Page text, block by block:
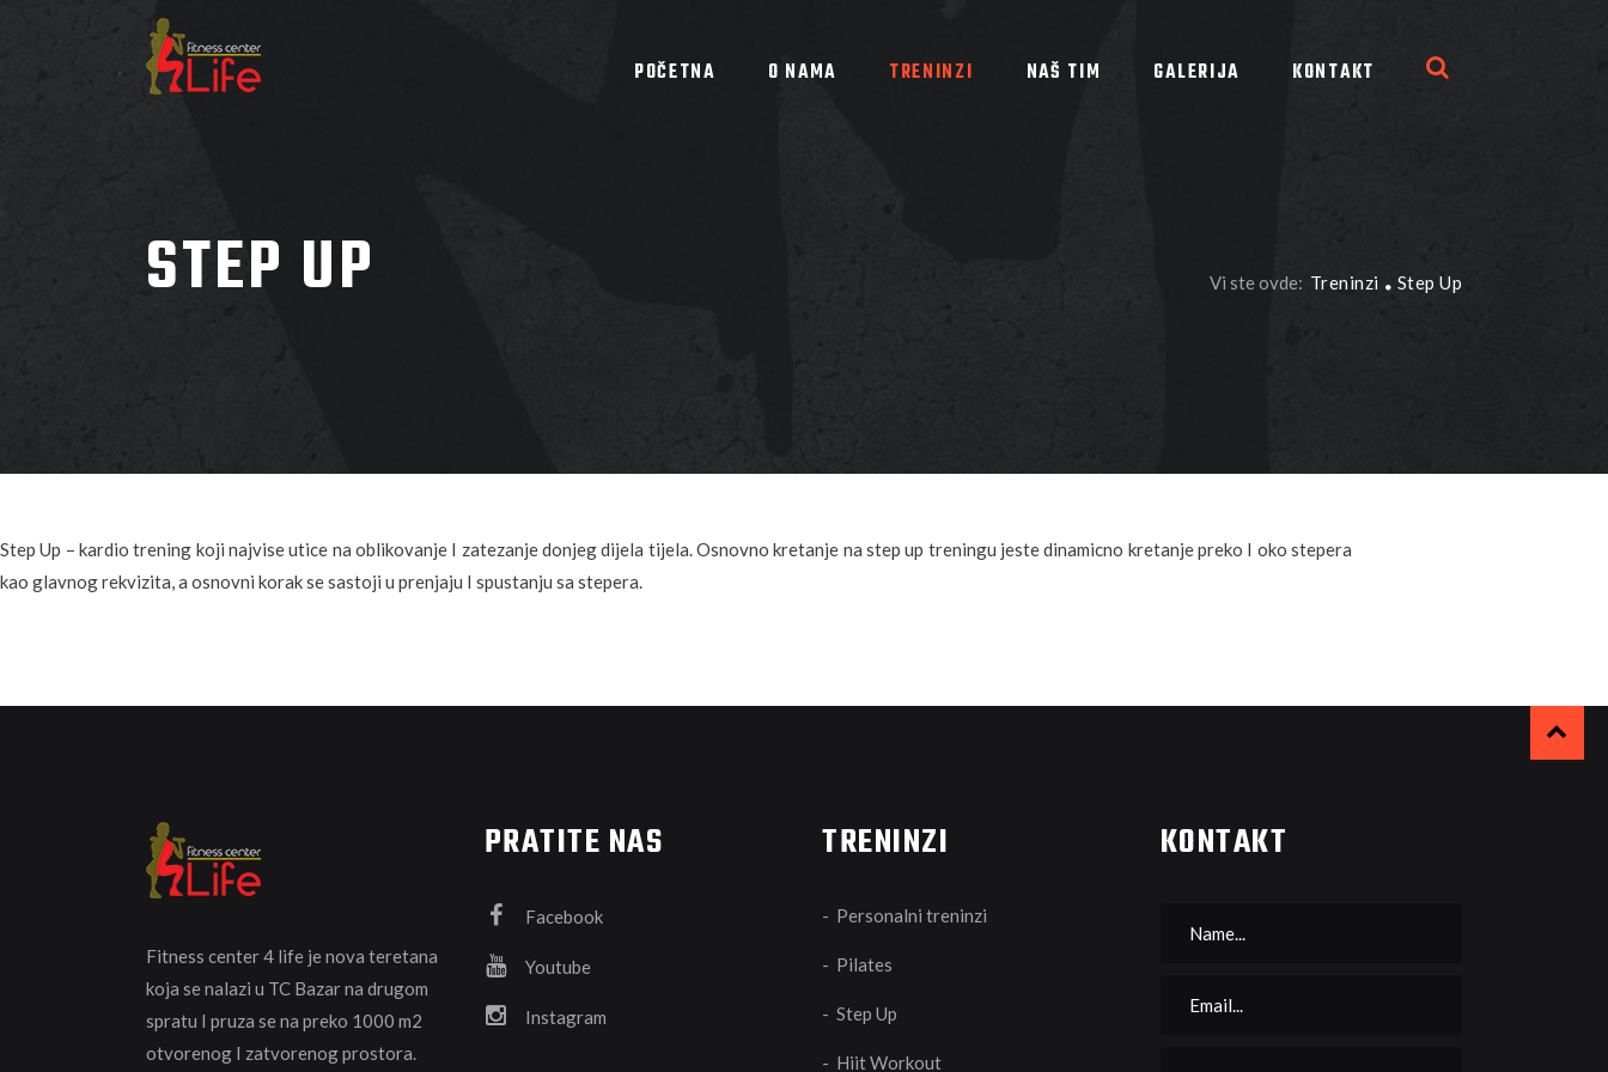
POČETNA O NAMA TRENINZI NAŠ TIM GALERIJA KONTAKT
STEP UP Vi ste ovde: Treninzi Step Up
Step Up – kardio trening koji najvise utice na oblikovanje I zatezanje donjeg dijela tijela. Osnovno kretanje na step up treningu jeste dinamicno kretanje preko I oko stepera
kao glavnog rekvizita, a osnovni korak se sastoji u prenjaju I spustanju sa stepera.
Fitness center 4 life je nova teretana
koja se nalazi u TC Bazar na drugom
spratu I pruza se na preko 1000 m2
otvorenog I zatvorenog prostora.
PRATITE NAS
Facebook
Youtube
Instagram
TRENINZI
- Personalni treninzi
- Pilates
- Step Up
- Hiit Workout
KONTAKT